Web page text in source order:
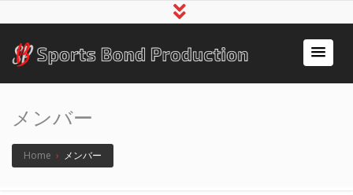
アスリート事務所スポ
メンバー
Home › メンバー